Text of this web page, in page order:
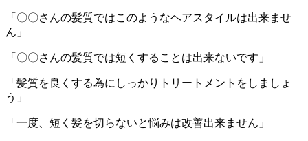
「〇〇さんの髪質ではこのようなヘアスタイルは出来ませ
ん」
「〇〇さんの髪質では短くすることは出来ないです」
「髪質を良くする為にしっかりトリートメントをしましょ
う」
「一度、短く髪を切らないと悩みは改善出来ません」